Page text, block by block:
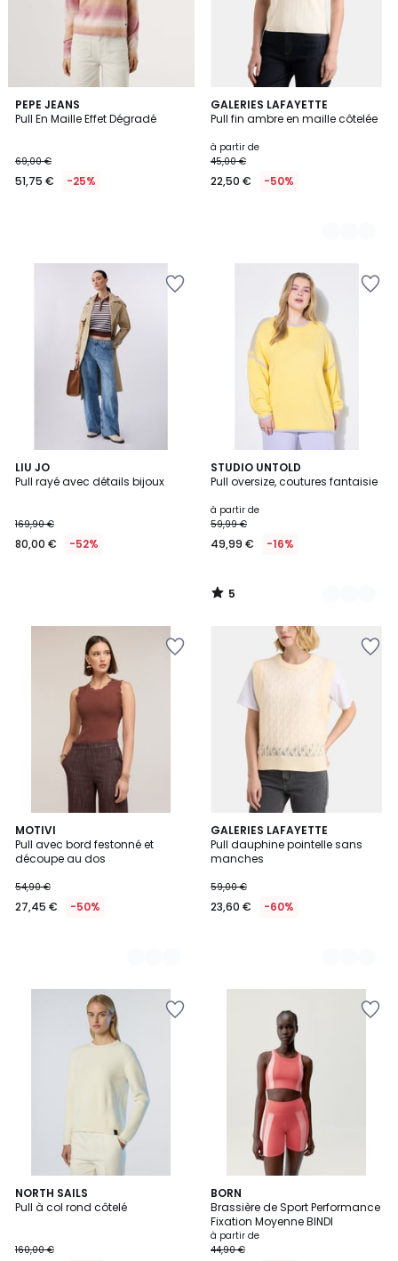
PEPE JEANS
Pull En Maille Effet Dégradé
69,00 €
51,75 € -25%
GALERIES LAFAYETTE
Pull fin ambre en maille côtelée
à partir de
45,00 €
22,50 € -50%
3
Couleurs
LIU JO
Pull rayé avec détails bijoux
169,90 €
80,00 € -52%
STUDIO UNTOLD
Pull oversize, coutures fantaisie
à partir de
59,99 €
49,99 € -16%
5
/
2
Couleurs
5
/
MOTIVI
Pull avec bord festonné et
découpe au dos
54,90 €
27,45 € -50%
2
Couleurs
GALERIES LAFAYETTE
Pull dauphine pointelle sans
manches
59,00 €
23,60 € -60%
2
Couleurs
NORTH SAILS
Pull à col rond côtelé
160,00 €
2
Couleurs
BORN
Brassière de Sport Performance
Fixation Moyenne BINDI
à partir de
44,90 €
2
Couleurs